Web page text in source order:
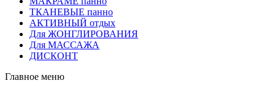
ТКАНЕВЫЕ панно
АКТИВНЫЙ отдых
Для ЖОНГЛИРОВАНИЯ
Для МАССАЖА
ДИСКОНТ
Главное меню